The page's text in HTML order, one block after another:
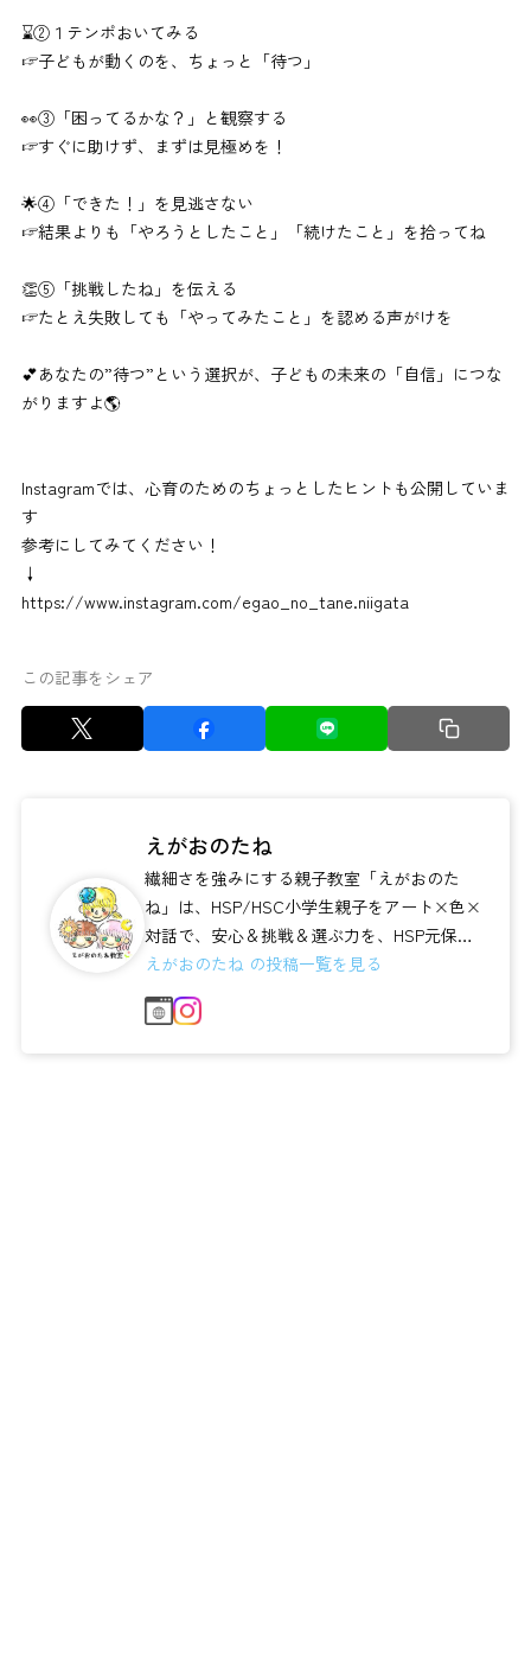
⌛②１テンポおいてみる
☞子どもが動くのを、ちょっと「待つ」
👀③「困ってるかな？」と観察する
☞すぐに助けず、まずは見極めを！
🌟④「できた！」を見逃さない
☞結果よりも「やろうとしたこと」「続けたこと」を拾ってね
👏⑤「挑戦したね」を伝える
☞たとえ失敗しても「やってみたこと」を認める声がけを
💕あなたの”待つ”という選択が、子どもの未来の「自信」につな
がりますよ🌎
Instagramでは、心育のためのちょっとしたヒントも公開していま
す
参考にしてみてください！
↓
https://www.instagram.com/egao_no_tane.niigata
この記事をシェア
えがおのたね
繊細さを強みにする親子教室「えがおのた
ね」は、HSP/HSC小学生親子をアート×色×
対話で、安心＆挑戦＆選ぶ力を、HSP元保育
士／児童厚生員／フィーノリッケペダ...
えがおのたね の投稿一覧を見る